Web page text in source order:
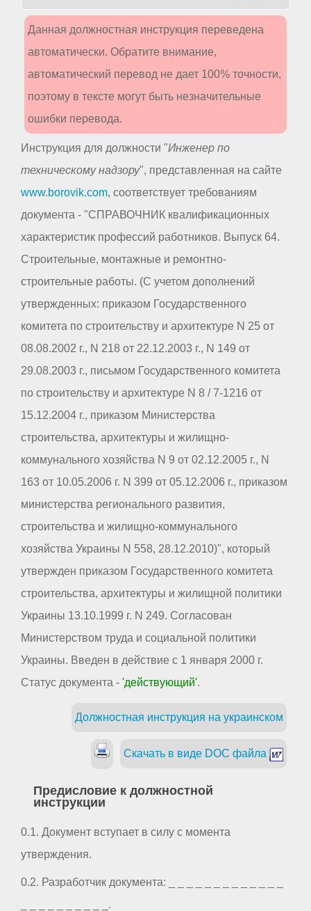
Данная должностная инструкция переведена
автоматически. Обратите внимание,
автоматический перевод не дает 100% точности,
поэтому в тексте могут быть незначительные
ошибки перевода.
Инструкция для должности "Инженер по
техническому надзору", представленная на сайте
www.borovik.com, соответствует требованиям
документа - "СПРАВОЧНИК квалификационных
характеристик профессий работников. Выпуск 64.
Строительные, монтажные и ремонтно-
строительные работы. (С учетом дополнений
утвержденных: приказом Государственного
комитета по строительству и архитектуре N 25 от
08.08.2002 г., N 218 от 22.12.2003 г., N 149 от
29.08.2003 г., письмом Государственного комитета
по строительству и архитектуре N 8 / 7-1216 от
15.12.2004 г., приказом Министерства
строительства, архитектуры и жилищно-
коммунального хозяйства N 9 от 02.12.2005 г., N
163 от 10.05.2006 г. N 399 от 05.12.2006 г., приказом
министерства регионального развития,
строительства и жилищно-коммунального
хозяйства Украины N 558, 28.12.2010)", который
утвержден приказом Государственного комитета
строительства, архитектуры и жилищной политики
Украины 13.10.1999 г. N 249. Согласован
Министерством труда и социальной политики
Украины. Введен в действие с 1 января 2000 г.
Статус документа - 'действующий'.
Должностная инструкция на украинском
Скачать в виде DOC файла
Предисловие к должностной
инструкции
0.1. Документ вступает в силу с момента
утверждения.
0.2. Разработчик документа: _ _ _ _ _ _ _ _ _ _ _ _ _
_ _ _ _ _ _ _ _ _ _.